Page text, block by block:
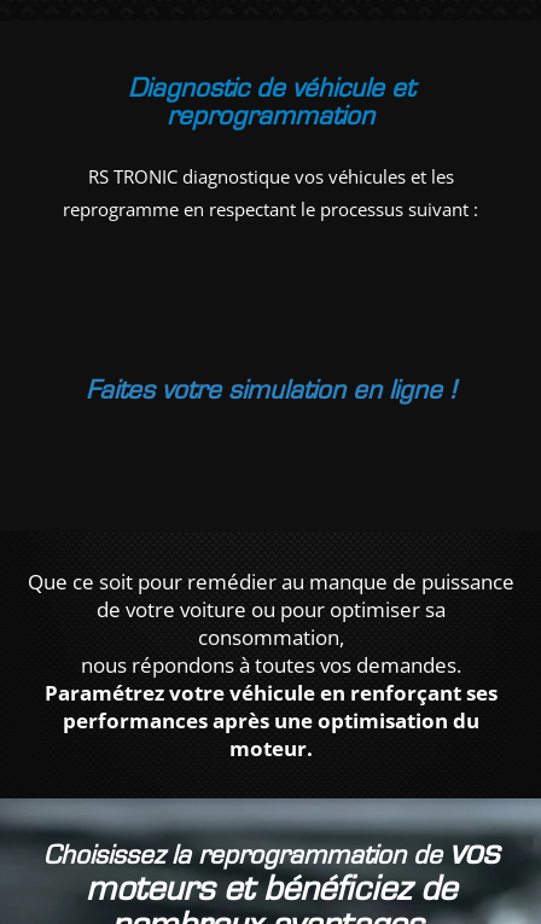
Diagnostic de véhicule et
reprogrammation
RS TRONIC diagnostique vos véhicules et les
reprogramme en respectant le processus suivant :
Faites votre simulation en ligne !
Que ce soit pour remédier au manque de puissance
de votre voiture ou pour optimiser sa
consommation,
nous répondons à toutes vos demandes.
Paramétrez votre véhicule en renforçant ses
performances après une optimisation du
moteur.
Choisissez la reprogrammation de vos
moteurs et bénéficiez de